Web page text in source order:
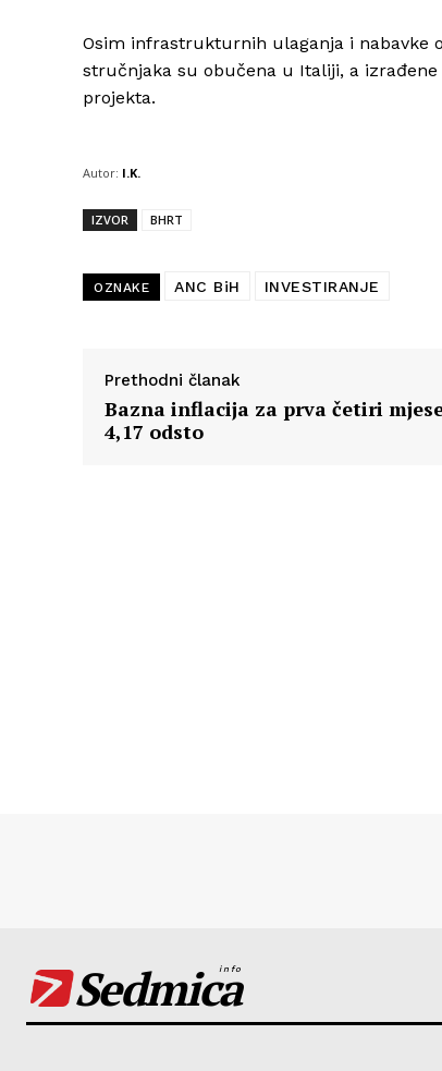
Osim infrastrukturnih ulaganja i nabavke
stručnjaka su obučena u Italiji, a
projekta.
Autor: I.K.
IZVOR BHRT
OZNAKE ANC BiH INVESTIRANJE
Prethodni članak
Bazna inflacija za prva četiri
4,17 odsto
Sedmica
info